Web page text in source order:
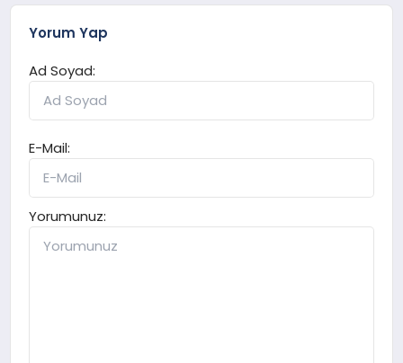
Yorum Yap
Ad Soyad:
E-Mail:
Yorumunuz: